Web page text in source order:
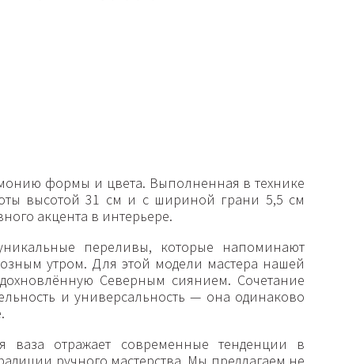
формы и цвета. Выполненная в технике
высотой 31 см и с шириной грани 5,5 см
акцента в интерьере.
переливы, которые напоминают
утром. Для этой модели мастера нашей
Северным сиянием. Сочетание
и универсальность — она одинаково
ваза отражает современные тенденции в
ручного мастерства. Мы предлагаем не